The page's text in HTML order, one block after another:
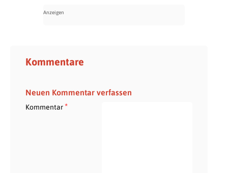
Kommentare
Neuen Kommentar verfassen
Kommentar*